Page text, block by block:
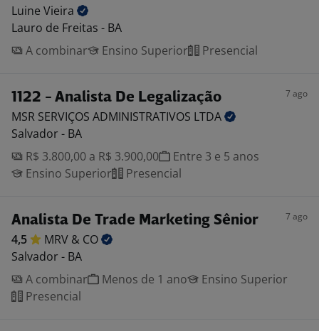
Luine Vieira
Lauro de Freitas - BA
A combinar
Ensino Superior Presencial
1122 - Analista De Legalização 7 ago
MSR SERVIÇOS ADMINISTRATIVOS LTDA
Salvador - BA
R$ 3.800,00 a R$ 3.900,00
Entre 3 e 5 anos
Ensino Superior
Presencial
Analista De Trade Marketing Sênior 7 ago
4,5 MRV & CO
Salvador - BA
A combinar
Menos de 1 ano
Ensino Superior
Presencial